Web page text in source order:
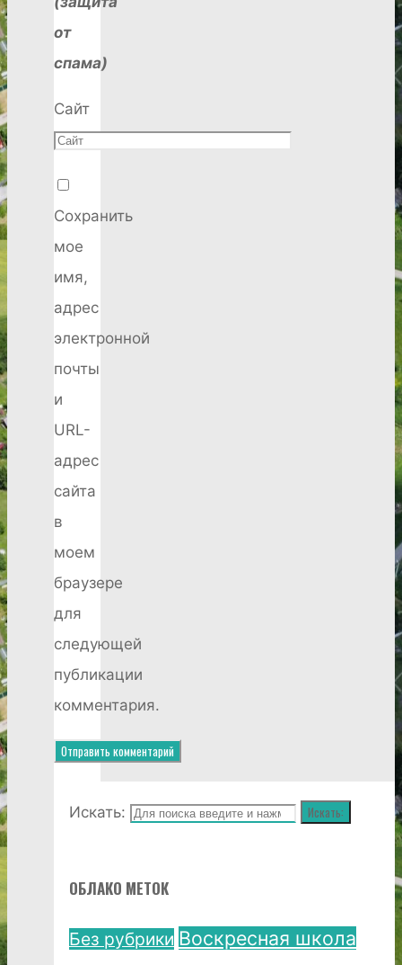
от
спама)
Сайт
Сохранить
мое
имя,
адрес
электронной
почты
и
URL-
адрес
сайта
в
моем
браузере
для
следующей
публикации
комментария.
Искать: Искать:
ОБЛАКО МЕТОК
Без рубрики Воскресная школа